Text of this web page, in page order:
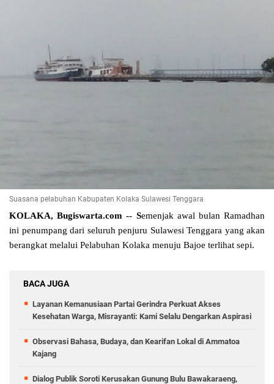
Suasana pelabuhan Kabupaten Kolaka Sulawesi Tenggara
KOLAKA, Bugiswarta.com -- Semenjak awal bulan Ramadhan
ini ‎penumpang dari seluruh penjuru Sulawesi Tenggara yang akan
berangkat melalui Pelabuhan Kolaka menuju Bajoe terlihat sepi.
BACA JUGA
Layanan Kemanusiaan Partai Gerindra Perkuat Akses
Kesehatan Warga, Misrayanti: Kami Selalu Dengarkan Aspirasi
Observasi Bahasa, Budaya, dan Kearifan Lokal di Ammatoa
Kajang
Dialog Publik Soroti Kerusakan Gunung Bulu Bawakaraeng,